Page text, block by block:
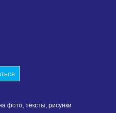
фото, тексты, рисунки